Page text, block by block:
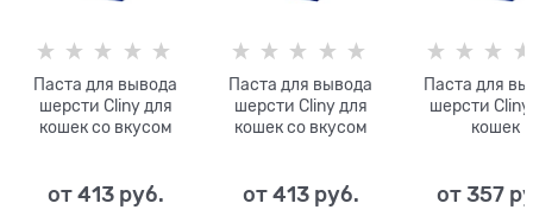
Паста для вывода
шерсти Cliny для
кошек со вкусом
от 413 руб.
Паста для вывода
шерсти Cliny для
кошек со вкусом
от 413 руб.
Паста для
шерсти Cliny
кошек
от357